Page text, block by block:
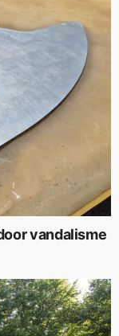
vandalisme